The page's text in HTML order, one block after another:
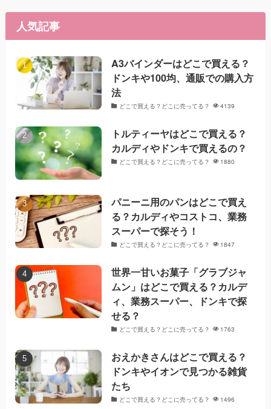
人気記事
A3バインダーはどこで買える？
ドンキや100均、通販での購入方
法
どこで買える？どこに売ってる？ 4139
トルティーヤはどこで買える？
カルディやドンキで買えるの？
どこで買える？どこに売ってる？ 1880
パニーニ用のパンはどこで買え
る？カルディやコストコ、業務
スーパーで探そう！
どこで買える？どこに売ってる？ 1847
世界一甘いお菓子「グラブジャ
ムン」はどこで買える？カルデ
ィ、業務スーパー、ドンキで探
せる？
どこで買える？どこに売ってる？ 1763
おえかきさんはどこで買える？
ドンキやイオンで見つかる雑貨
たち
どこで買える？どこに売ってる？ 1496